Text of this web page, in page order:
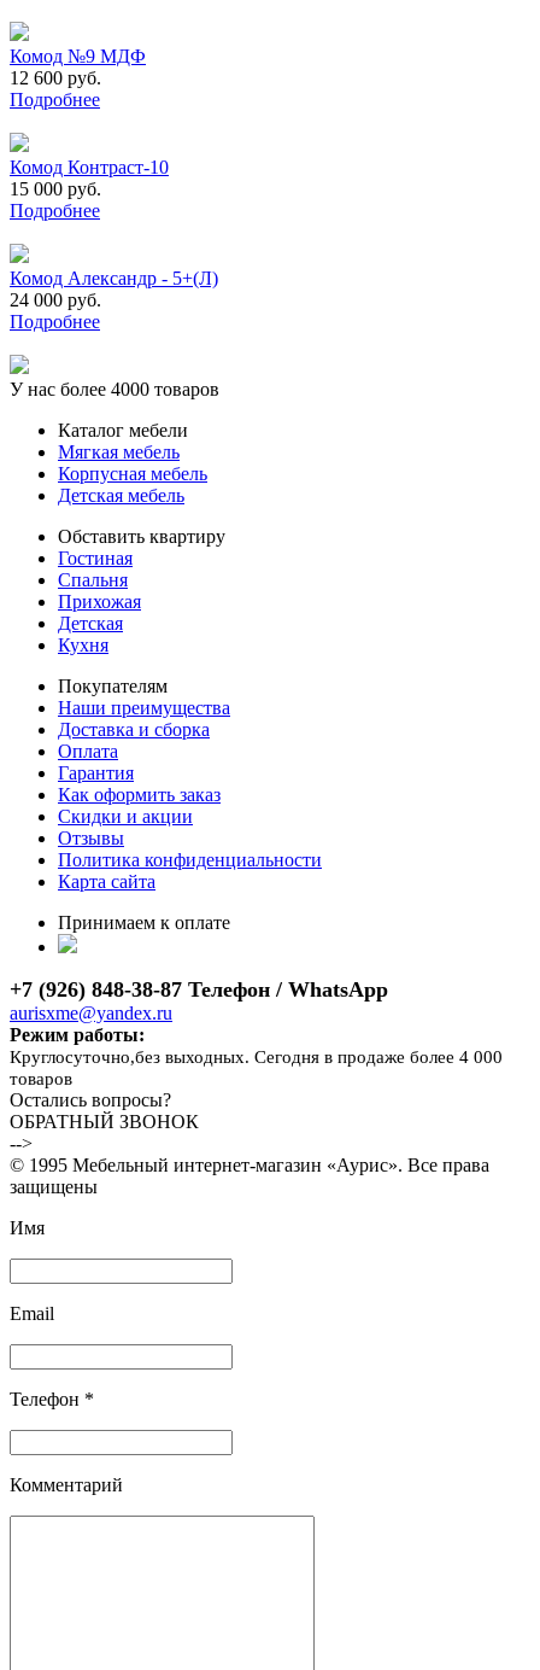
Комод №9 МДФ
12 600 руб.
Подробнее
Комод Контраст-10
15 000 руб.
Подробнее
Комод Александр - 5+(Л)
24 000 руб.
Подробнее
У нас более 4000 товаров
Каталог мебели
Мягкая мебель
Корпусная мебель
Детская мебель
Обставить квартиру
Гостиная
Спальня
Прихожая
Детская
Кухня
Покупателям
Наши преимущества
Доставка и сборка
Оплата
Гарантия
Как оформить заказ
Скидки и акции
Отзывы
Политика конфиденциальности
Карта сайта
Принимаем к оплате
+7 (926) 848-38-87 Телефон / WhatsApp
aurisxme@yandex.ru
Режим работы:
Круглосуточно,без выходных. Сегодня в продаже более 4 000
товаров
Остались вопросы?
ОБРАТНЫЙ ЗВОНОК
-->
© 1995 Мебельный интернет-магазин «Аурис». Все права
защищены
Имя
Email
Телефон *
Комментарий